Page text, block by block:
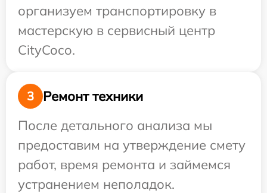
организуем транспортировку в
мастерскую в сервисный центр
CityCoco.
3
Ремонт техники
После детального анализа мы
предоставим на утверждение смету
работ, время ремонта и займемся
устранением неполадок.